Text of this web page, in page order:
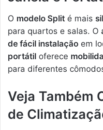
O modelo Split é mais
para quartos e salas. O
de fácil instalação em
portátil oferece
para diferentes
Veja Também
de